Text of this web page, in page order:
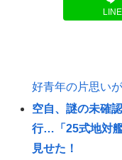
LINE
好青年の片思い
空自、謎の未確
行…「25式地対
見せた！